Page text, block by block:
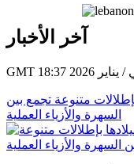
آخر الأخبار
متنوعة تجمع بين
السهرة والأزياء العملية